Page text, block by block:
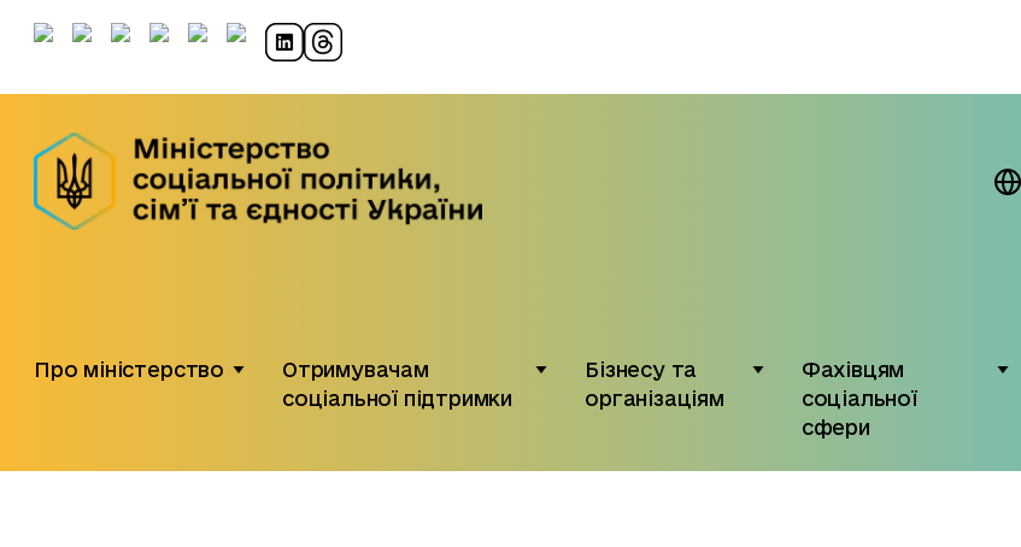
Про міністерство
Отримувачам
соціальної підтримки
Бізнесу та
організаціям
Фахівцям
соціальної
сфери